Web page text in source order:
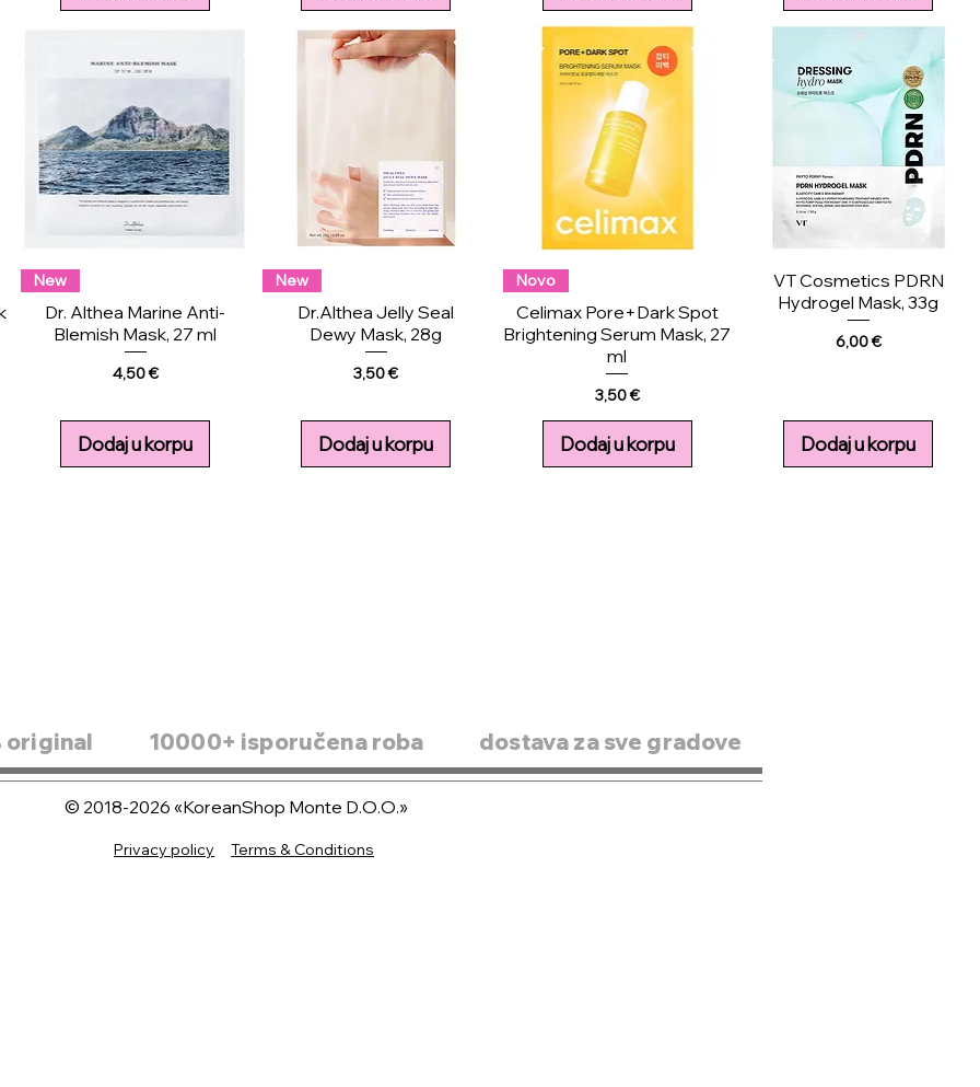
New
Dr. Althea Marine Anti-
Blemish Mask, 27 ml
Price
4,50 €
Dodaj u korpu
New
Dr.Althea Jelly Seal
Dewy Mask, 28g
Price
3,50 €
Dodaj u korpu
Novo
Celimax Pore+Dark Spot
Brightening Serum Mask, 27
ml
Price
3,50 €
Dodaj u korpu
VT Cosmetics PDRN
Hydrogel Mask, 33g
Price
6,00 €
Dodaj u korpu
original 10000+ isporučena roba
dostava za sve gradove
© 2018-2026 «KoreanShop Monte D.O.O.»
Privacy policy Terms & Conditions